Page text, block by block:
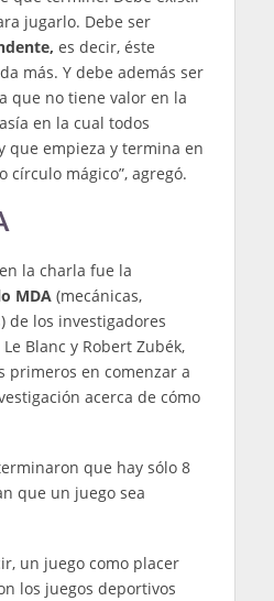
jugarlo. Debe ser
es decir, éste
más. Y debe además ser
que no tiene valor en la
en la cual todos
que empieza y termina en
círculo mágico”, agregó.
la charla fue la
MDA(mecánicas,
de los investigadores
Blanc y Robert Zubék,
primeros en comenzar a
acerca de cómo
que hay sólo 8
que un juego sea
un juego como placer
los juegos deportivos